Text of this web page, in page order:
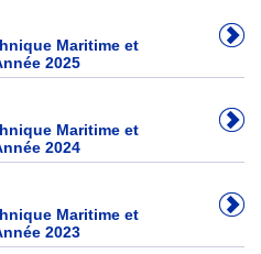
Maritime et
2025
Maritime et
2024
Maritime et
2023